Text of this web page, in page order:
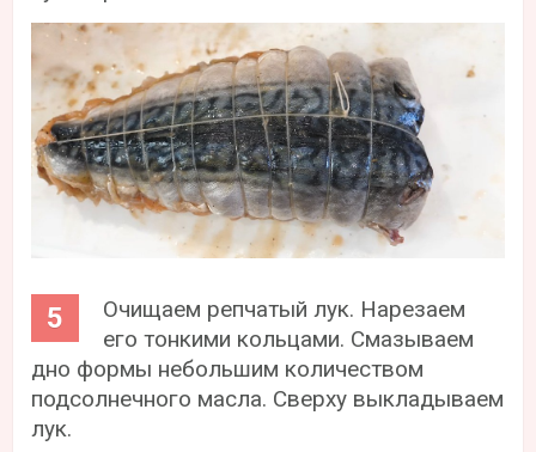
Очищаем репчатый лук. Нарезаем
его тонкими кольцами. Смазываем
дно формы небольшим количеством
подсолнечного масла. Сверху выкладываем
лук.